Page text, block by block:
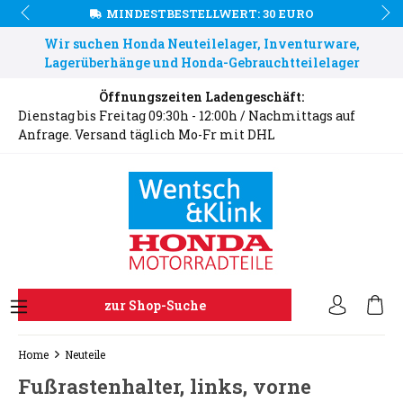
MINDESTBESTELLWERT: 30 EURO
Wir suchen Honda Neuteilelager, Inventurware,
Lagerüberhänge und Honda-Gebrauchtteilelager
Öffnungszeiten Ladengeschäft:
Dienstag bis Freitag 09:30h - 12:00h / Nachmittags auf
Anfrage. Versand täglich Mo-Fr mit DHL
zur Shop-Suche
Home Neuteile
Fußrastenhalter, links, vorne